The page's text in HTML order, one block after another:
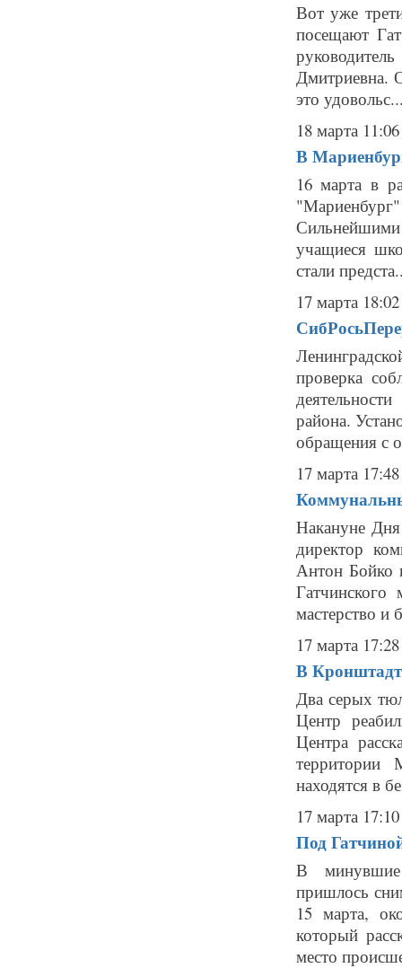
Вот уже
посещают
Дмитриевна.
это
18 марта 11:06
В
16 марта в
учащиеся
стали
17 марта 18:02
проверка
района.
обращения с
17 марта 17:48
Накануне
директор
Антон Бойко
мастерство и
17 марта 17:28
В
Два серых
Центр
Центра
территории
находятся в
17 марта 17:10
Под
В минувшие
пришлось
15 марта,
который
место